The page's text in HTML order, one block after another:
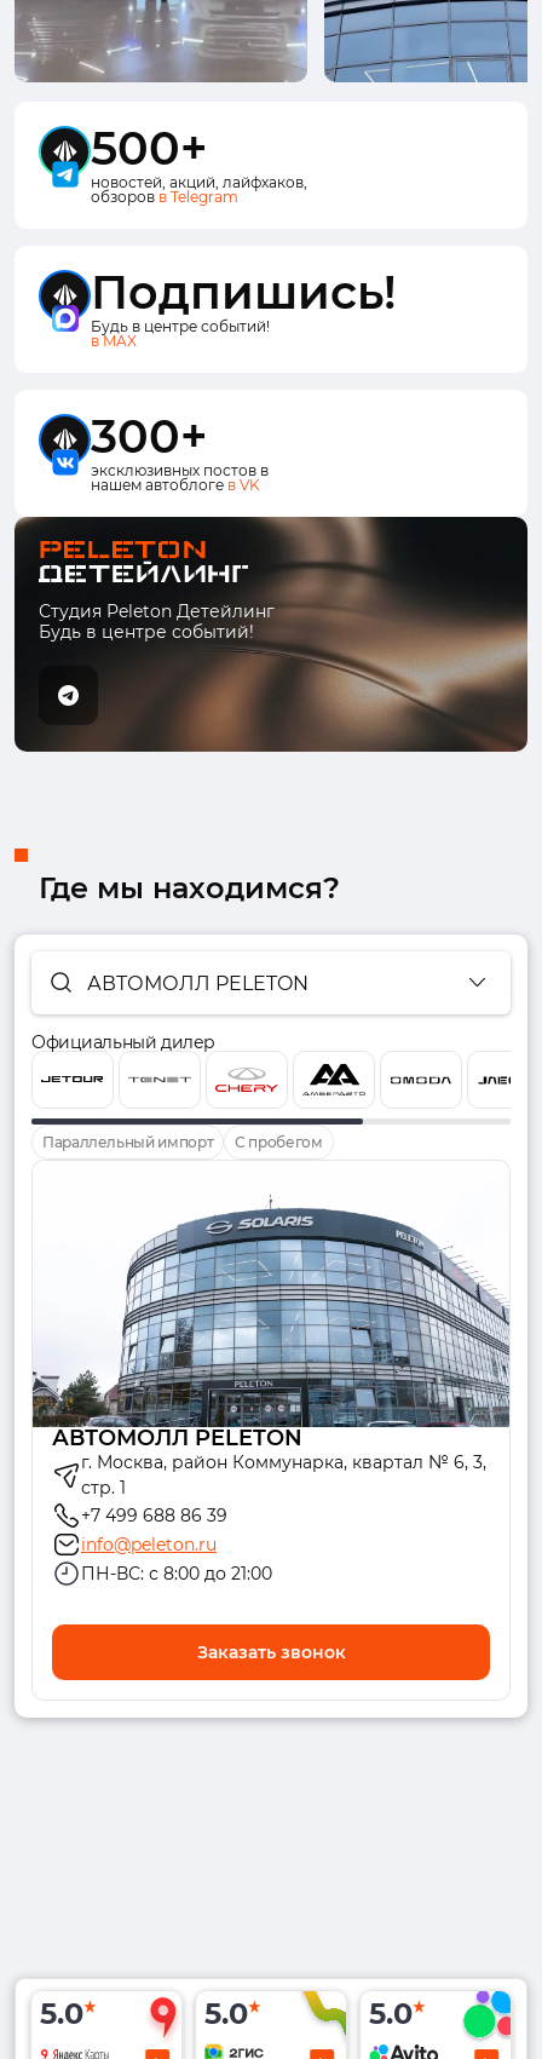
500+
новостей, акций, лайфхаков,
обзоров в Telegram
Подпишись!
Будь в центре событий!
в MAX
300+
эксклюзивных постов в
нашем автоблоге в VK
Студия Peleton Детейлинг
Будь в центре событий!
Где мы находимся?
АВТОМОЛЛ PELETON
Официальный дилер
Параллельный импорт С пробегом
АВТОМОЛЛ PELETON
г. Москва, район Коммунарка, квартал № 6, 3,
стр. 1
+7 499 688 86 39
info@peleton.ru
ПН-ВС: с 8:00 до 21:00
Заказать звонок
5.0 5.0 5.0